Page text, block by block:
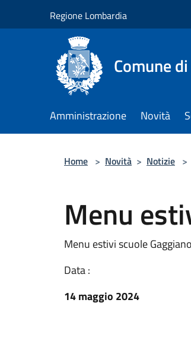
Regione Lombardia
Comune
Amministrazione Novità
Home > Novità > Notizie >
Menu
Menu estivi scuole Gaggiano
Data :
14 maggio 2024